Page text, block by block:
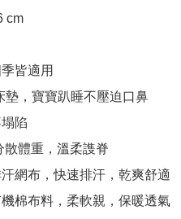
cm
皆適用
墊，寶寶趴睡不壓迫口鼻
陷
散體重，溫柔謢脊
網布，快速排汗，乾爽舒適
棉布料，柔軟親，保暖透氣